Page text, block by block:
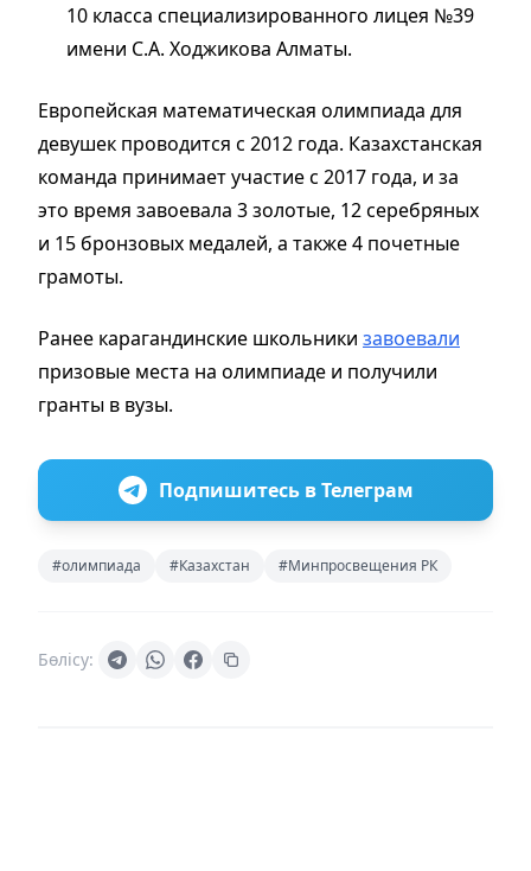
10 класса специализированного лицея №39
имени С.А. Ходжикова Алматы.
Европейская математическая олимпиада для
девушек проводится с 2012 года. Казахстанская
команда принимает участие с 2017 года, и за
это время завоевала 3 золотые, 12 серебряных
и 15 бронзовых медалей, а также 4 почетные
грамоты.
Ранее карагандинские школьники завоевали
призовые места на олимпиаде и получили
гранты в вузы.
Подпишитесь в Телеграм
#олимпиада #Казахстан #Минпросвещения РК
Бөлісу: